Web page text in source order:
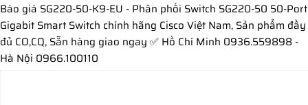
Báo giá SG220-50-K9-EU - Phân phối Switch SG220-50 50-Port
Gigabit Smart Switch chính hãng Cisco Việt Nam, Sản phẩm đầy
đủ CO,CQ, Sẵn hàng giao ngay ✅ Hồ Chí Minh 0936.559898 -
Hà Nội 0966.100110